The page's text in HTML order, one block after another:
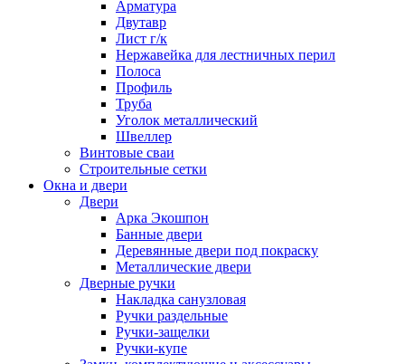
Арматура
Двутавр
Лист г/к
Нержавейка для лестничных перил
Полоса
Профиль
Труба
Уголок металлический
Швеллер
Винтовые сваи
Строительные сетки
Окна и двери
Двери
Арка Экошпон
Банные двери
Деревянные двери под покраску
Металлические двери
Дверные ручки
Накладка санузловая
Ручки раздельные
Ручки-защелки
Ручки-купе